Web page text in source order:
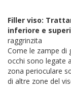
Filler viso:
inferiore e
raggrinzita
Come le zampe di
occhi sono legate
zona perioculare
di altre zone del